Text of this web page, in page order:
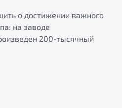
о достижении важного
на заводе
200-тысячный